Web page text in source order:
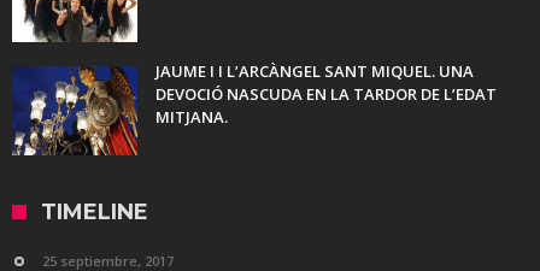
JAUME I I L’ARCÀNGEL SANT MIQUEL. UNA
DEVOCIÓ NASCUDA EN LA TARDOR DE L’EDAT
MITJANA.
TIMELINE
25 septiembre, 2017